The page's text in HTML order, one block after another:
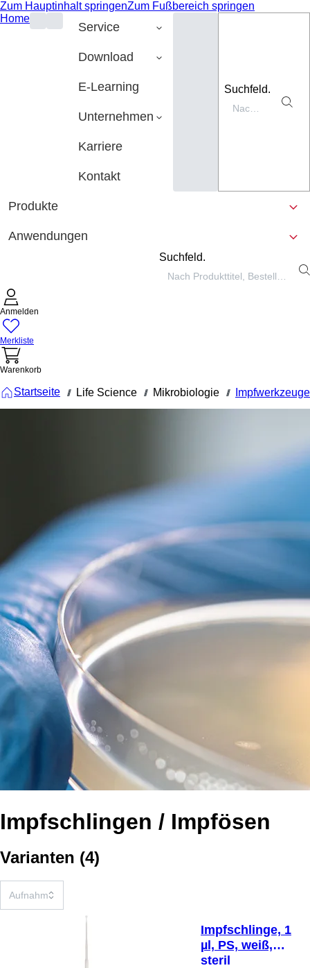
Zum Hauptinhalt springenZum Fußbereich springen
Home
Service
Download
E-Learning
Unternehmen
Karriere
Kontakt
Suchfeld.
Produkte
Anwendungen
Suchfeld.
Anmelden
Merkliste
Warenkorb
Startseite /// Life Science /// Mikrobiologie /// Impfwerkzeuge
Impfschlingen / Impfösen
Varianten (4)
Impfschlinge, 1
µl, PS, weiß,
steril